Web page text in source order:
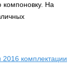
На
2016 комплектации